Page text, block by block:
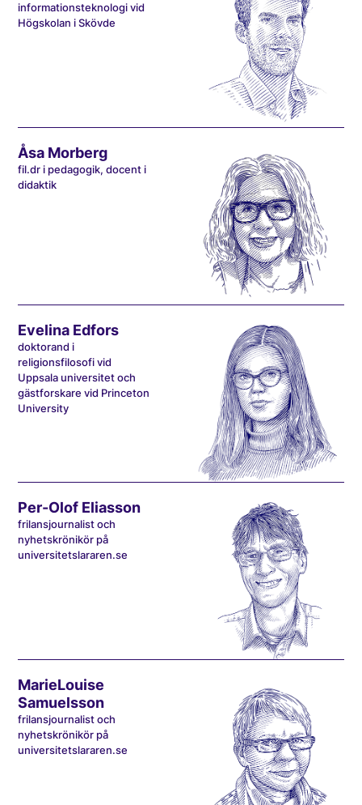
informationsteknologi vid
Högskolan i Skövde
Åsa Morberg
fil.dr i pedagogik, docent i
didaktik
Evelina Edfors
doktorand i
religionsfilosofi vid
Uppsala universitet och
gästforskare vid Princeton
University
Per-Olof Eliasson
frilansjournalist och
nyhetskrönikör på
universitetslararen.se
MarieLouise
Samuelsson
frilansjournalist och
nyhetskrönikör på
universitetslararen.se